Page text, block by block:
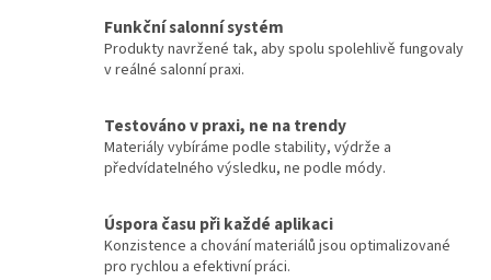
Funkční salonní systém
Produkty navržené tak, aby spolu spolehlivě fungovaly
v reálné salonní praxi.
Testováno v praxi, ne na trendy
Materiály vybíráme podle stability, výdrže a
předvídatelného výsledku, ne podle módy.
Úspora času při každé aplikaci
Konzistence a chování materiálů jsou optimalizované
pro rychlou a efektivní práci.